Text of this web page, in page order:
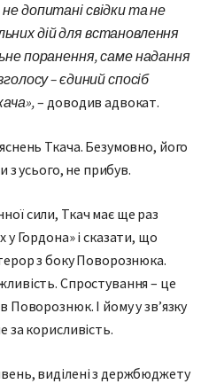
допитані свідки та не
дій для встановлення
поранення, саме надання
– єдиний спосіб
– доводив адвокат.
Ткача. Безумовно, його
з усього, не прибув.
сили, Ткач має ще раз
у Гордона» і сказати, що
з боку Поворознюка.
Спростування – це
Поворознюк. І йому у зв’язку
за корисливість.
виділені з держбюджету